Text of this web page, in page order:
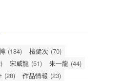
(184) 檀健次 (70)
宋威龍 (51) 朱一龍 (44)
(28) 作品情報 (23)